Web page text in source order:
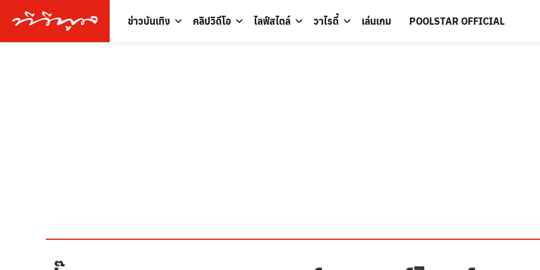
ข่าวบันเทิง คลิปวิดีโอ ไลฟ์สไตล์ วาไรตี้ เล่นเกม POOLSTAR OFFICIAL